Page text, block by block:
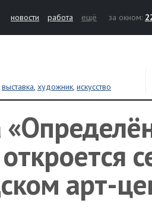
новости работа ещё за окном:
выставка, художник, искусство
арт-